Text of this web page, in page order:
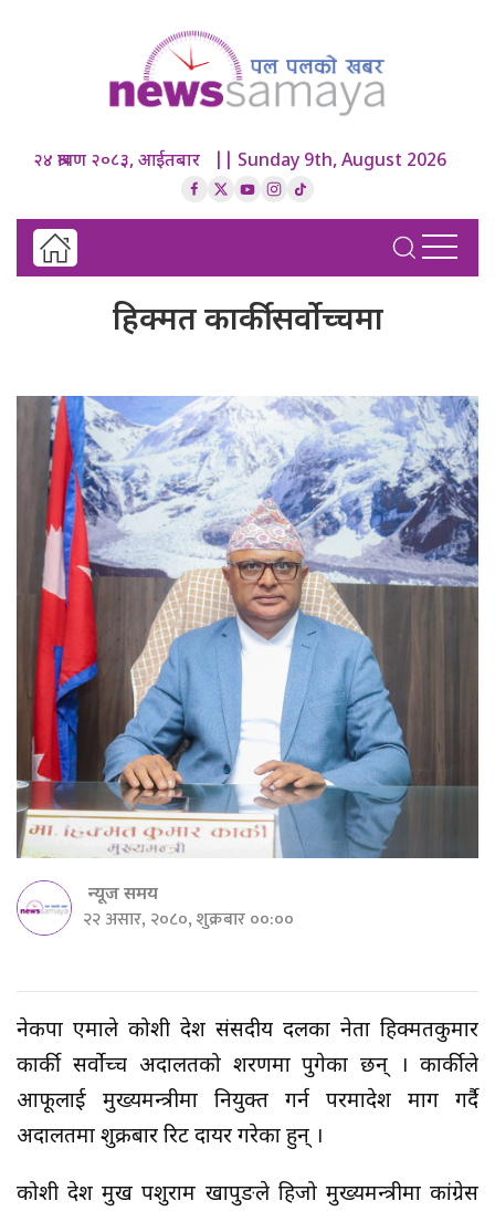
२४ श्रावण २०८३, आईतबार || Sunday 9th, August 2026
हिक्मत कार्की सर्वोच्चमा
न्यूज समय
२२ असार, २०८०, शुक्रबार ००:००
नेकपा एमाले कोशी प्रदेश संसदीय दलका नेता हिक्मतकुमार
कार्की सर्वोच्च अदालतको शरणमा पुगेका छन् । कार्कीले
आफूलाई मुख्यमन्त्रीमा नियुक्त गर्न परमादेश माग गर्दै
अदालतमा शुक्रबार रिट दायर गरेका हुन् ।
कोशी प्रदेश प्रमुख पशुराम खापुङले हिजो मुख्यमन्त्रीमा कांग्रेस